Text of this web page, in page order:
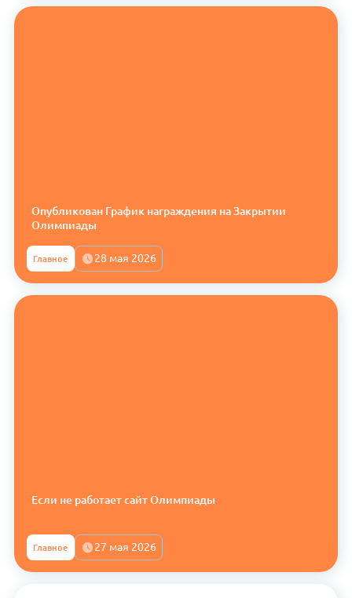
Опубликован График награждения на Закрытии
Олимпиады
Главное 28 мая 2026
Если не работает сайт Олимпиады
Главное 27 мая 2026